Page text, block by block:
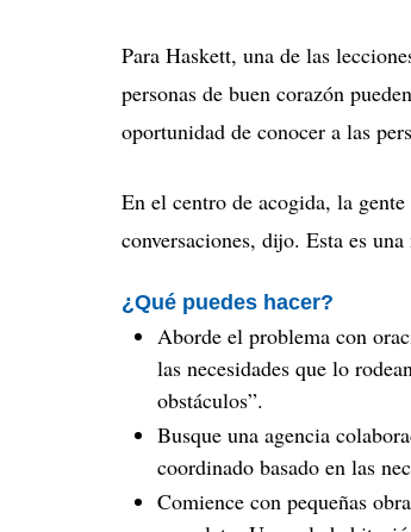
Para Haskett, una de las
personas de buen corazón
oportunidad de conocer a las
En el centro de acogida, la
conversaciones, dijo. Esta es
¿Qué puedes hacer?
Aborde el problema con
las necesidades que lo
obstáculos”.
Busque una agencia
coordinado basado en las
Comience con pequeñas